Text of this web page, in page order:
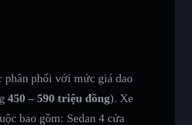
phân phối với mức giá dao
450 – 590 triệu đồng). Xe
bao gồm: Sedan 4 cửa